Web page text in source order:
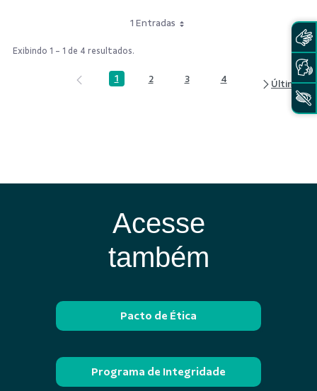
1 Entradas
Exibindo 1 - 1 de 4 resultados.
Página
1 Página
2 Página
3 Página
4
Acesse
também
Pacto de Ética
Programa de Integridade